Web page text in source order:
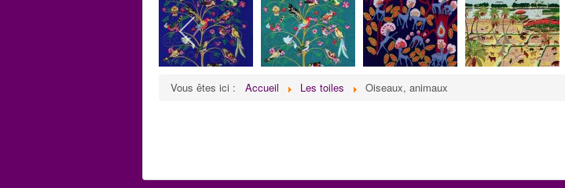
Vous êtes ici : Accueil Les toiles Oiseaux, animaux